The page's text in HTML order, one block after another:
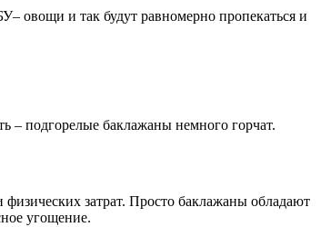
овощи и так будут равномерно пропекаться и
– подгорелые баклажаны немного горчат.
затрат. Просто баклажаны обладают
угощение.